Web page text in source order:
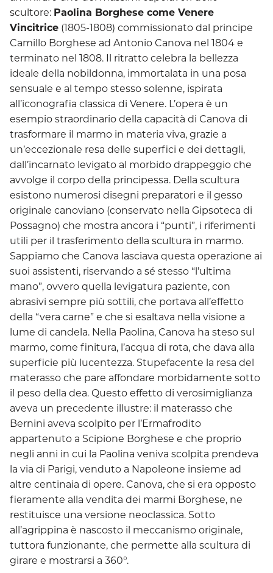
scultore: Paolina Borghese come Venere
Vincitrice (1805-1808) commissionato dal principe
Camillo Borghese ad Antonio Canova nel 1804 e
terminato nel 1808. Il ritratto celebra la bellezza
ideale della nobildonna, immortalata in una posa
sensuale e al tempo stesso solenne, ispirata
all’iconografia classica di Venere. L’opera è un
esempio straordinario della capacità di Canova di
trasformare il marmo in materia viva, grazie a
un’eccezionale resa delle superfici e dei dettagli,
dall’incarnato levigato al morbido drappeggio che
avvolge il corpo della principessa. Della scultura
esistono numerosi disegni preparatori e il gesso
originale canoviano (conservato nella Gipsoteca di
Possagno) che mostra ancora i “punti”, i riferimenti
utili per il trasferimento della scultura in marmo.
Sappiamo che Canova lasciava questa operazione ai
suoi assistenti, riservando a sé stesso “l’ultima
mano”, ovvero quella levigatura paziente, con
abrasivi sempre più sottili, che portava all’effetto
della “vera carne” e che si esaltava nella visione a
lume di candela. Nella Paolina, Canova ha steso sul
marmo, come finitura, l’acqua di rota, che dava alla
superficie più lucentezza. Stupefacente la resa del
materasso che pare affondare morbidamente sotto
il peso della dea. Questo effetto di verosimiglianza
aveva un precedente illustre: il materasso che
Bernini aveva scolpito per l’Ermafrodito
appartenuto a Scipione Borghese e che proprio
negli anni in cui la Paolina veniva scolpita prendeva
la via di Parigi, venduto a Napoleone insieme ad
altre centinaia di opere. Canova, che si era opposto
fieramente alla vendita dei marmi Borghese, ne
restituisce una versione neoclassica. Sotto
all’agrippina è nascosto il meccanismo originale,
tuttora funzionante, che permette alla scultura di
girare e mostrarsi a 360°.